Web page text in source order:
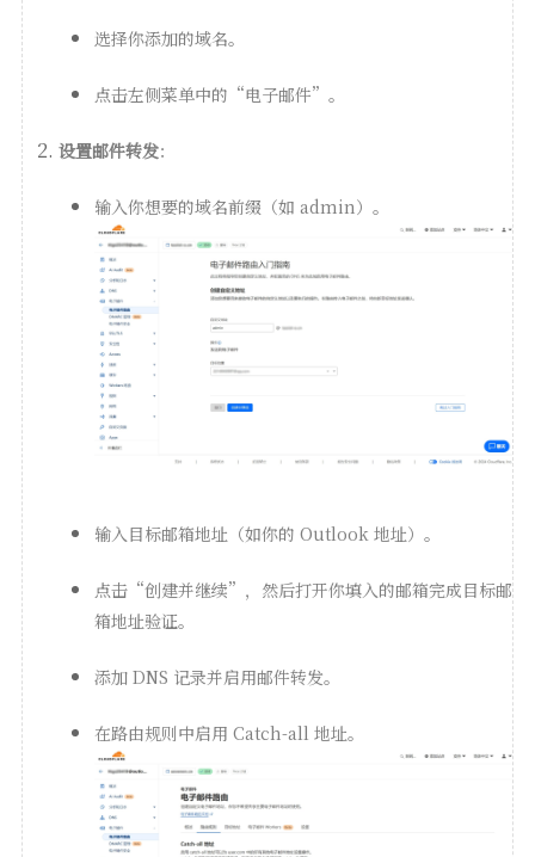
选择你添加的域名。
点击左侧菜单中的“电子邮件”。
设置邮件转发：
输入你想要的域名前缀（如 admin）。
输入目标邮箱地址（如你的 Outlook 地址）。
点击“创建并继续”，然后打开你填入的邮箱完成目标邮
箱地址验证。
添加 DNS 记录并启用邮件转发。
在路由规则中启用 Catch-all 地址。